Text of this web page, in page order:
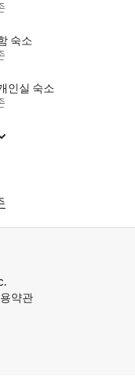
숙소
인실 숙소
약관